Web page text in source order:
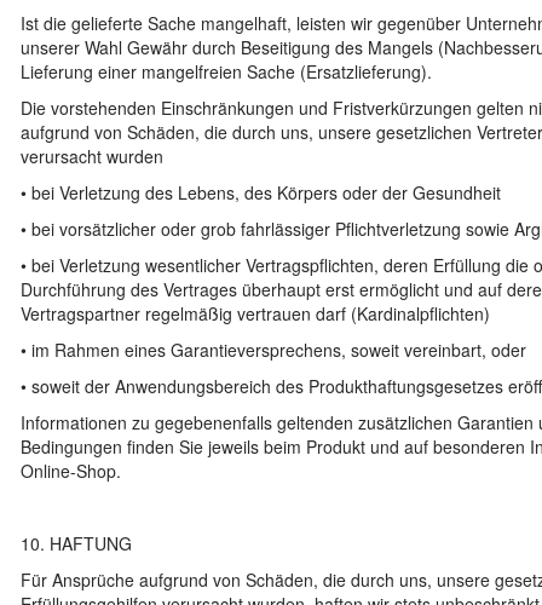
Ist die gelieferte Sache mangelhaft, leisten wir gegenüber
unserer Wahl Gewähr durch Beseitigung des Mangels
Lieferung einer mangelfreien Sache (Ersatzlieferung).
Die vorstehenden Einschränkungen und Fristverkürzungen gelten
aufgrund von Schäden, die durch uns, unsere gesetzlichen
verursacht wurden
• bei Verletzung des Lebens, des Körpers oder der Gesundheit
• bei vorsätzlicher oder grob fahrlässiger Pflichtverletzung sowie
• bei Verletzung wesentlicher Vertragspflichten, deren Erfüllung die
Durchführung des Vertrages überhaupt erst ermöglicht und auf
Vertragspartner regelmäßig vertrauen darf (Kardinalpflichten)
• im Rahmen eines Garantieversprechens, soweit vereinbart, oder
• soweit der Anwendungsbereich des Produkthaftungsgesetzes
Informationen zu gegebenenfalls geltenden zusätzlichen Garantien
Bedingungen finden Sie jeweils beim Produkt und auf besonderen
Online-Shop.
10. HAFTUNG
Für Ansprüche aufgrund von Schäden, die durch uns, unsere